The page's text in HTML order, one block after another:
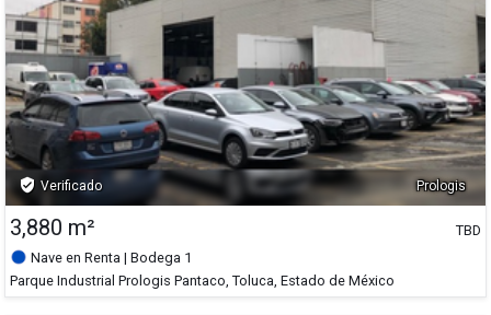
5,185 m²
6,000 m²
Prologis
verified_user Verificado
3,880 m²
TBD
Nave en Renta | Bodega 1
Parque Industrial Prologis Pantaco, Toluca, Estado de México